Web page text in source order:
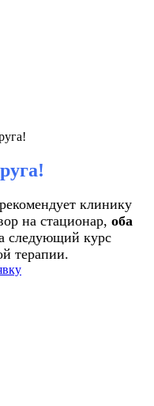
клинику
на стационар, оба
следующий курс
терапии.